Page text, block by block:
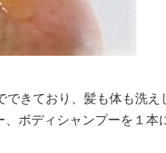
きており、髪も体も洗え
ボディシャンプーを１本